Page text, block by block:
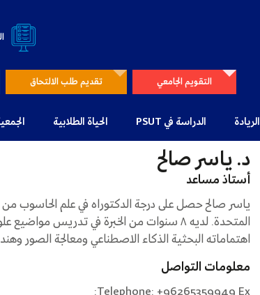
التقويم الجامعي تقديم طلب الالتحاق
الريادة الدراسة في PSUT الحياة الطلابية
د. ياسر صالح
أستاذ مساعد
ياسر صالح حصل على درجة الدكتوراه في علم الحاسوب من
المتحدة. لديه ٨ سنوات من الخبرة في تدريس
اهتماماته البحثية الذكاء الاصطناعي ومعالجة الصور
معلومات التواصل